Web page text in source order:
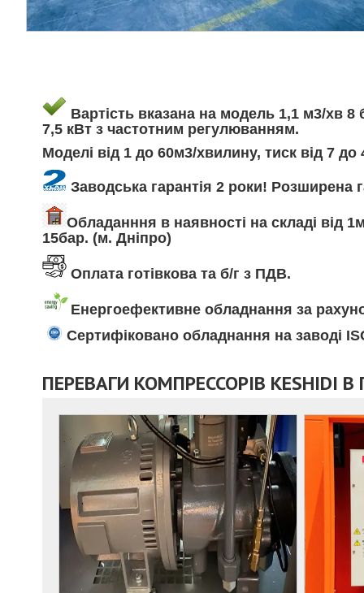
Вартість вказана на модель 1,1 м3/хв
7,5 кВт з частотним регулюванням.
Моделі від 1 до 60м3/хвилину, тиск від 7 до
Заводська гарантія 2 роки! Розширена
Обладанння в наявності на складі від
15бар. (м. Дніпро)
Оплата готівкова та б/г з ПДВ.
Енергоефективне обладнання за
Сертифіковано обладнання на заводі
ПЕРЕВАГИ КОМПРЕССОРІВ KESHIDI